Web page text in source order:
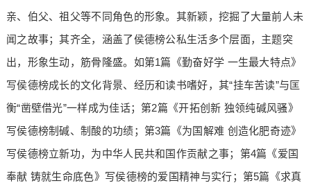
亲、伯父、祖父等不同角色的形象。其新颖，挖掘了大量前人未
闻之故事；其齐全，涵盖了侯德榜公私生活多个层面，主题突
出，形象生动，筋骨隆盛。如第1篇《勤奋好学 一生最大特点》
写侯德榜成长的文化背景、经历和读书嗜好，其“挂车苦读”与匡
衡“凿壁借光”一样成为佳话；第2篇《开拓创新 独领纯碱风骚》
写侯德榜制碱、制酸的功绩；第3篇《为国解难 创造化肥奇迹》
写侯德榜立新功，为中华人民共和国作贡献之事；第4篇《爱国
奉献 铸就生命底色》写侯德榜的爱国精神与实行；第5篇《求真